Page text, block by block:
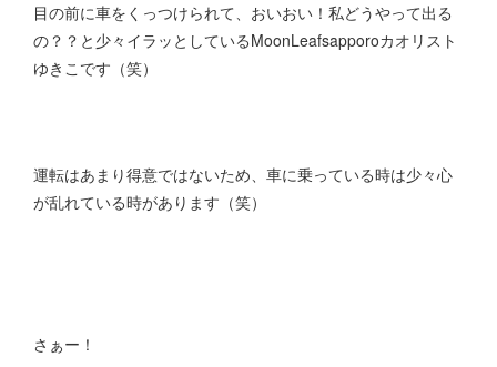
目の前に車をくっつけられて、おいおい！私どうやって出る
の？？と少々イラッとしているMoonLeafsapporoカオリスト
ゆきこです（笑）
運転はあまり得意ではないため、車に乗っている時は少々心
が乱れている時があります（笑）
さぁー！